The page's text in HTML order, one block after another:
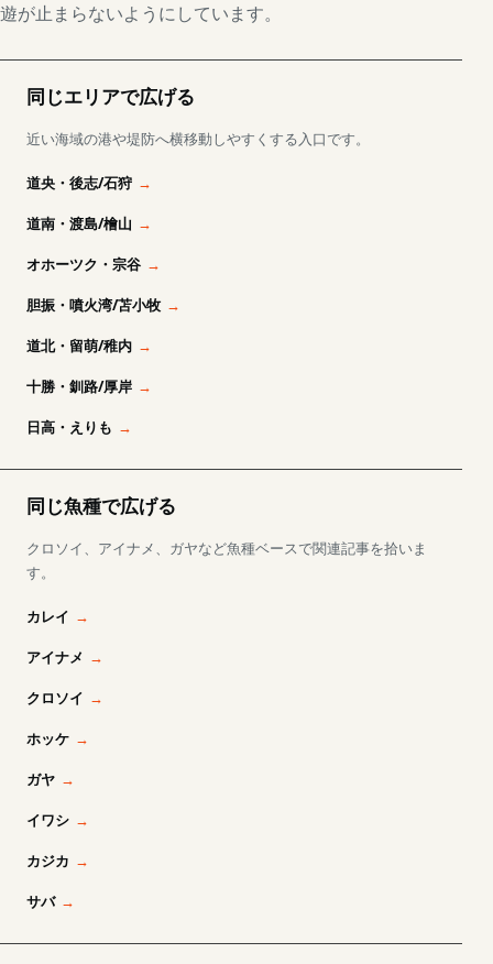
遊が止まらないようにしています。
同じエリアで広げる
近い海域の港や堤防へ横移動しやすくする入口です。
道央・後志/石狩
道南・渡島/檜山
オホーツク・宗谷
胆振・噴火湾/苫小牧
道北・留萌/稚内
十勝・釧路/厚岸
日高・えりも
同じ魚種で広げる
クロソイ、アイナメ、ガヤなど魚種ベースで関連記事を拾いま
す。
カレイ
アイナメ
クロソイ
ホッケ
ガヤ
イワシ
カジカ
サバ